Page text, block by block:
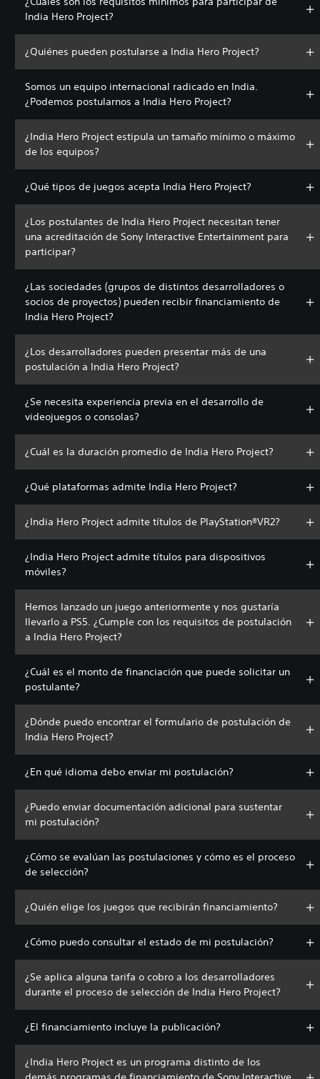
India Hero Project?
¿Quiénes pueden postularse a India Hero Project?
Somos un equipo internacional radicado en India.
¿Podemos postularnos a India Hero Project?
¿India Hero Project estipula un tamaño mínimo o máximo
de los equipos?
¿Qué tipos de juegos acepta India Hero Project?
¿Los postulantes de India Hero Project necesitan tener
una acreditación de Sony Interactive Entertainment para
participar?
¿Las sociedades (grupos de distintos desarrolladores o
socios de proyectos) pueden recibir financiamiento de
India Hero Project?
¿Los desarrolladores pueden presentar más de una
postulación a India Hero Project?
¿Se necesita experiencia previa en el desarrollo de
videojuegos o consolas?
¿Cuál es la duración promedio de India Hero Project?
¿Qué plataformas admite India Hero Project?
¿India Hero Project admite títulos de PlayStation®VR2?
¿India Hero Project admite títulos para dispositivos
móviles?
Hemos lanzado un juego anteriormente y nos gustaría
llevarlo a PS5. ¿Cumple con los requisitos de postulación
a India Hero Project?
¿Cuál es el monto de financiación que puede solicitar un
postulante?
¿Dónde puedo encontrar el formulario de postulación de
India Hero Project?
¿En qué idioma debo enviar mi postulación?
¿Puedo enviar documentación adicional para sustentar
mi postulación?
¿Cómo se evalúan las postulaciones y cómo es el proceso
de selección?
¿Quién elige los juegos que recibirán financiamiento?
¿Cómo puedo consultar el estado de mi postulación?
¿Se aplica alguna tarifa o cobro a los desarrolladores
durante el proceso de selección de India Hero Project?
¿El financiamiento incluye la publicación?
¿India Hero Project es un programa distinto de los